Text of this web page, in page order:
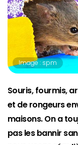
Image : spm
Souris, fourmis,
et de rongeurs
maisons. On a
pas les bannir